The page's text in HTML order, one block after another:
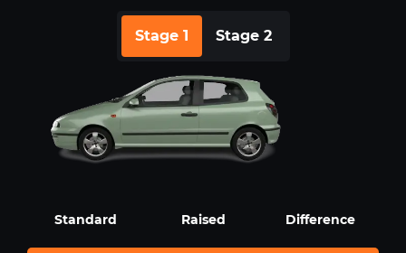
Stage 1 Stage 2
Standard Raised Difference